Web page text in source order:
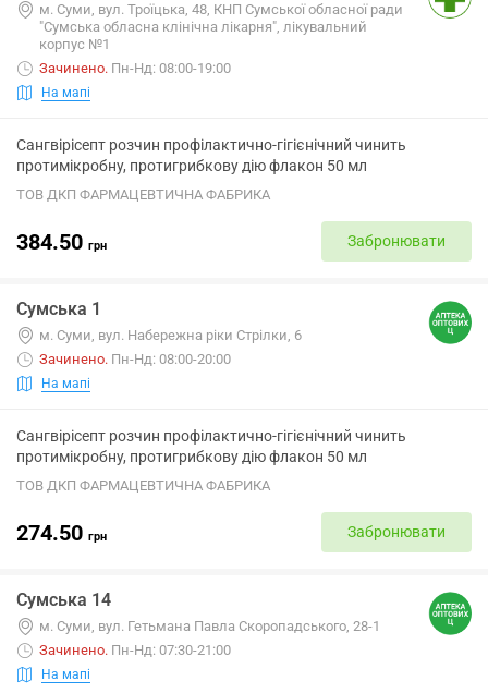
м. Суми, вул. Троїцька, 48, КНП Сумської обласної ради
"Сумська обласна клінічна лікарня", лікувальний
корпус №1
Зачинено. Пн-Нд: 08:00-19:00
На мапі
Сангвірісепт розчин профілактично-гігієнічний чинить
протимікробну, протигрибкову дію флакон 50 мл
ТОВ ДКП ФАРМАЦЕВТИЧНА ФАБРИКА
384.50 грн Забронювати
Сумська 1
м. Суми, вул. Набережна ріки Стрілки, 6
Зачинено. Пн-Нд: 08:00-20:00
На мапі
Сангвірісепт розчин профілактично-гігієнічний чинить
протимікробну, протигрибкову дію флакон 50 мл
ТОВ ДКП ФАРМАЦЕВТИЧНА ФАБРИКА
274.50 грн Забронювати
Сумська 14
м. Суми, вул. Гетьмана Павла Скоропадського, 28-1
Зачинено. Пн-Нд: 07:30-21:00
На мапі